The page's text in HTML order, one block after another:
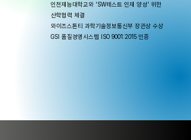
인천재능대학교와 'SW테스트 인재 양성' 위한
산학협력 체결
와이즈스톤티 과학기술정보통신부 장관상 수상
GSI 품질경영시스템 ISO 9001:2015 인증